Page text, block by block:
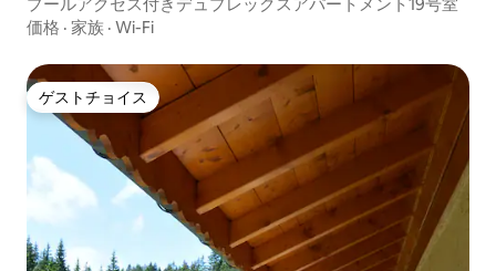
価格 · 家族 · Wi-Fi
ゲストチョイス
ゲストチョイス